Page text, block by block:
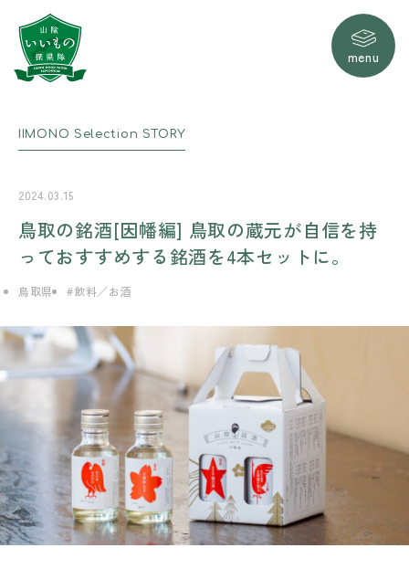
menu
IIMONO Selection STORY
2024.03.15
鳥取の銘酒[因幡編] 鳥取の蔵元が自信を持
っておすすめする銘酒を4本セットに。
鳥取県 飲料／お酒